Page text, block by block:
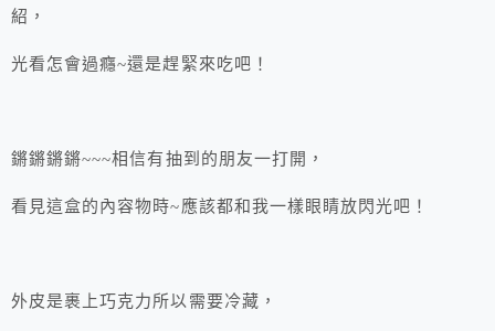
紹，
光看怎會過癮~還是趕緊來吃吧！
鏘鏘鏘鏘~~~相信有抽到的朋友一打開，
看見這盒的內容物時~應該都和我一樣眼睛放閃光吧！
外皮是裹上巧克力所以需要冷藏，